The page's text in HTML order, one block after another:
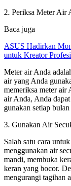
2. Periksa Meter Air
Baca juga
ASUS Hadirkan
untuk Kreator
Meter air Anda
air yang Anda
memeriksa meter air
air Anda, Anda
gunakan setiap
3. Gunakan Air
Salah satu cara
menggunakan air
mandi, membuka
keran yang bocor.
mengurangi tagihan